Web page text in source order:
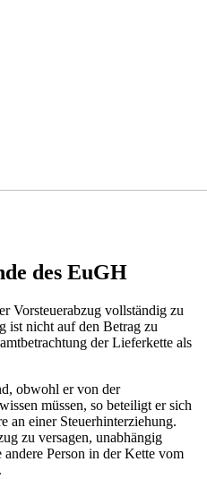
des EuGH
Vorsteuerabzug vollständig zu
ist nicht auf den Betrag zu
der Lieferkette als
obwohl er von der
müssen, so beteiligt er sich
an einer Steuerhinterziehung.
zu versagen, unabhängig
Person in der Kette vom